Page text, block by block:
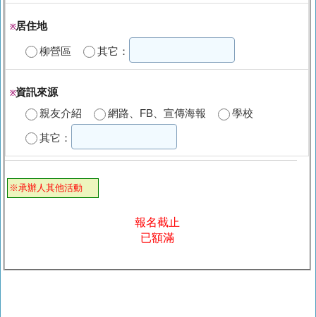
※居住地
柳營區 其它：
※資訊來源
親友介紹 網路、FB、宣傳海報 學校
其它：
※承辦人其他活動
報名截止
已額滿